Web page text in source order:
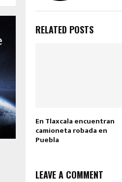
RELATED POSTS
En Tlaxcala encuentran
camioneta robada en
Puebla
LEAVE A COMMENT